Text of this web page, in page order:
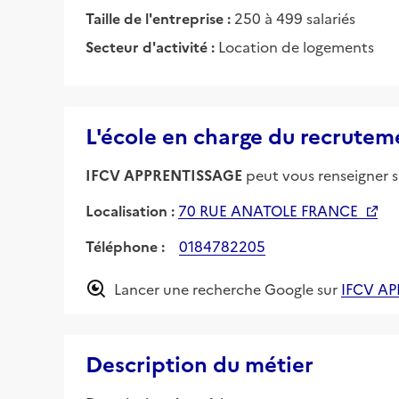
Taille de l'entreprise : 250 à 499 salariés
Secteur d'activité : Location de logements
L'école en charge du
IFCV APPRENTISSAGE peut vous renseigner
Localisation : 70 RUE ANATOLE FRANCE
Téléphone :
0184782205
Lancer une recherche Google sur IFCV
Description du métier